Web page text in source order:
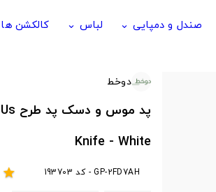
صندل و دمپایی keyboard_arrow_down لباس keyboard_arrow_down کالکشن ها
دوخط
Knife - White
GP-2FD7AH - کد 193703 star